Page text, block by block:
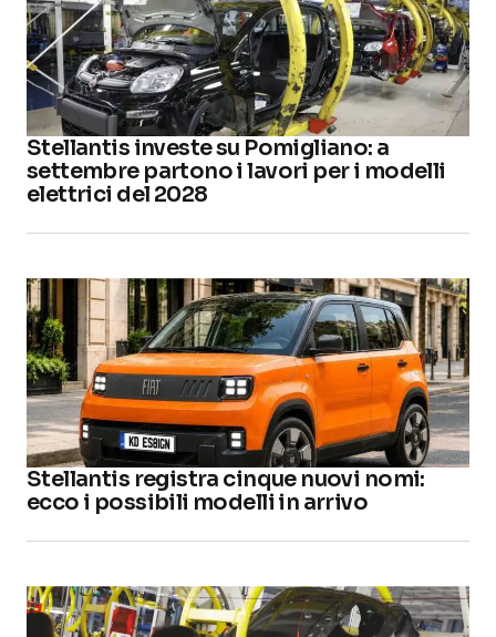
Stellantis investe su Pomigliano: a
settembre partono i lavori per i modelli
elettrici del 2028
Stellantis registra cinque nuovi nomi:
ecco i possibili modelli in arrivo